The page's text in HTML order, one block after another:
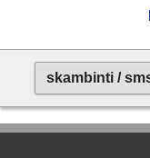
skambinti /